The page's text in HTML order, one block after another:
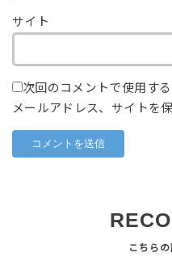
サイト
次回のコメントで使用す
メールアドレス、サイトを保